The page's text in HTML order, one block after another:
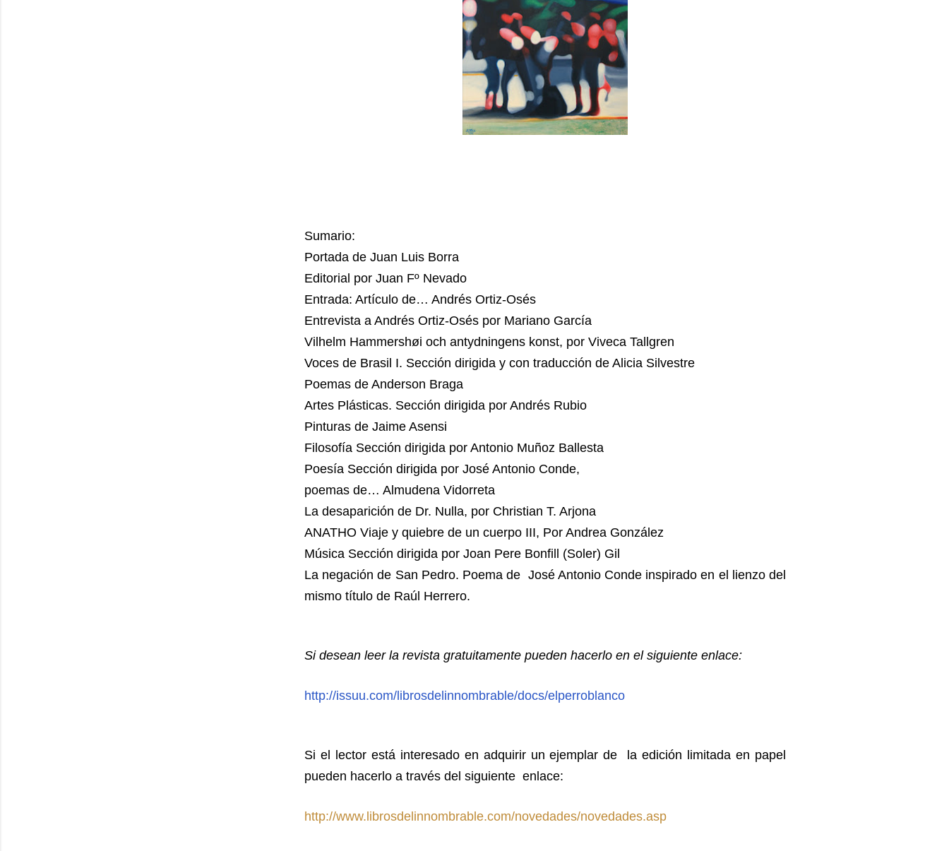
Sumario:
Portada de Juan Luis Borra
Editorial por Juan Fº Nevado
Entrada: Artículo de… Andrés Ortiz-Osés
Entrevista a Andrés Ortiz-Osés por Mariano García
Vilhelm Hammershøi och antydningens konst, por Viveca Tallgren
Voces de Brasil I. Sección dirigida y con traducción de Alicia Silvestre
Poemas de Anderson Braga
Artes Plásticas. Sección dirigida por Andrés Rubio
Pinturas de Jaime Asensi
Filosofía Sección dirigida por Antonio Muñoz Ballesta
Poesía Sección dirigida por José Antonio Conde,
poemas de… Almudena Vidorreta
La desaparición de Dr. Nulla, por Christian T. Arjona
ANATHO Viaje y quiebre de un cuerpo III, Por Andrea González
Música Sección dirigida por Joan Pere Bonfill (Soler) Gil
La negación de San Pedro. Poema de José Antonio Conde inspirado en el lienzo del
mismo título de Raúl Herrero.
Si desean leer la revista gratuitamente pueden hacerlo en el siguiente enlace:
http://issuu.com/librosdelinnombrable/docs/elperroblanco
Si el lector está interesado en adquirir un ejemplar de la edición limitada en papel
pueden hacerlo a través del siguiente enlace:
http://www.librosdelinnombrable.com/novedades/novedades.asp